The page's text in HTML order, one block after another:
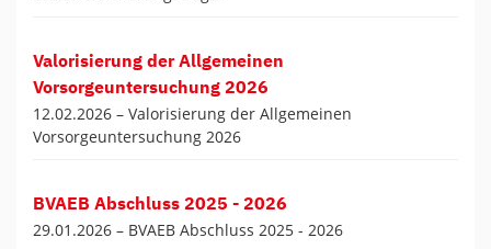
Valorisierung der Allgemeinen
Vorsorgeuntersuchung 2026
12.02.2026 – Valorisierung der Allgemeinen
Vorsorgeuntersuchung 2026
BVAEB Abschluss 2025 - 2026
29.01.2026 – BVAEB Abschluss 2025 - 2026